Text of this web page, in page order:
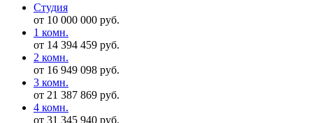
Студия
от 10 000 000 руб.
1 комн.
от 14 394 459 руб.
2 комн.
от 16 949 098 руб.
3 комн.
от 21 387 869 руб.
4 комн.
от 31 345 940 руб.